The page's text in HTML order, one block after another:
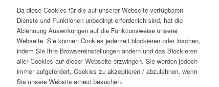
Da diese Cookies für die auf unserer Webseite verfügbaren
Dienste und Funktionen unbedingt erforderlich sind, hat die
Ablehnung Auswirkungen auf die Funktionsweise unserer
Webseite. Sie können Cookies jederzeit blockieren oder löschen,
indem Sie Ihre Browsereinstellungen ändern und das Blockieren
aller Cookies auf dieser Webseite erzwingen. Sie werden jedoch
immer aufgefordert, Cookies zu akzeptieren / abzulehnen, wenn
Sie unsere Website erneut besuchen.